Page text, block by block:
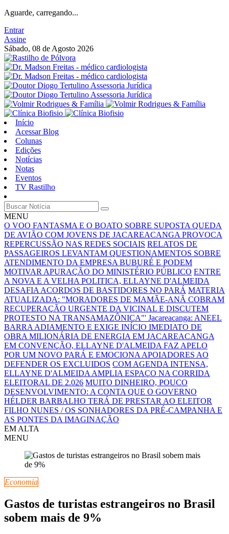
Aguarde, carregando...
Entrar
Assine
Sábado, 08 de Agosto 2026
Início
Acessar Blog
Colunas
Edições
Notícias
Notas
Eventos
TV Rastilho
MENU
O VOO FANTASMA E O BOATO SOBRE SUPOSTA QUEDA
DE AVIÃO COM JOVENS DE JACAREACANGA PROVOCA
REPERCUSSÃO NAS REDES SOCIAIS RELATOS DE
PASSAGEIROS LEVANTAM QUESTIONAMENTOS SOBRE
ATENDIMENTO DA EMPRESA BUBURÉ E PODEM
MOTIVAR APURAÇÃO DO MINISTÉRIO PÚBLICO ENTRE
A NOVA E A VELHA POLITICA, ELLAYNE D'ALMEIDA
DESAFIA ACORDOS DE BASTIDORES NO PARÁ MATERIA
ATUALIZADA: "MORADORES DE MAMÃE-ANÃ COBRAM
RECUPERAÇÃO URGENTE DA VICINAL E DISCUTEM
PROTESTO NA TRANSAMAZÔNICA"' Jacareacanga: ANEEL
BARRA ADIAMENTO E EXIGE INÍCIO IMEDIATO DE
OBRA MILIONÁRIA DE ENERGIA EM JACAREACANGA
EM CONVENÇÃO, ELLAYNE D'ALMEIDA FAZ APELO
POR UM NOVO PARÁ E EMOCIONA APOIADORES AO
DEFENDER OS EXCLUIDOS COM AGENDA INTENSA,
ELLAYNE D'ALMEIDA AMPLIA ESPAÇO NA CORRIDA
ELEITORAL DE 2.026 MUITO DINHEIRO, POUCO
DESENVOLVIMENTO: A CONTA QUE O GOVERNO
HÉLDER BARBALHO TERÁ DE PRESTAR AO ELEITOR
FILHO NUNES / OS SONHADORES DA PRÉ-CAMPANHA E
AS PONTES DA IMAGINAÇÃO
EM ALTA
MENU
Economia
Gastos de turistas estrangeiros no Brasil
sobem mais de 9%